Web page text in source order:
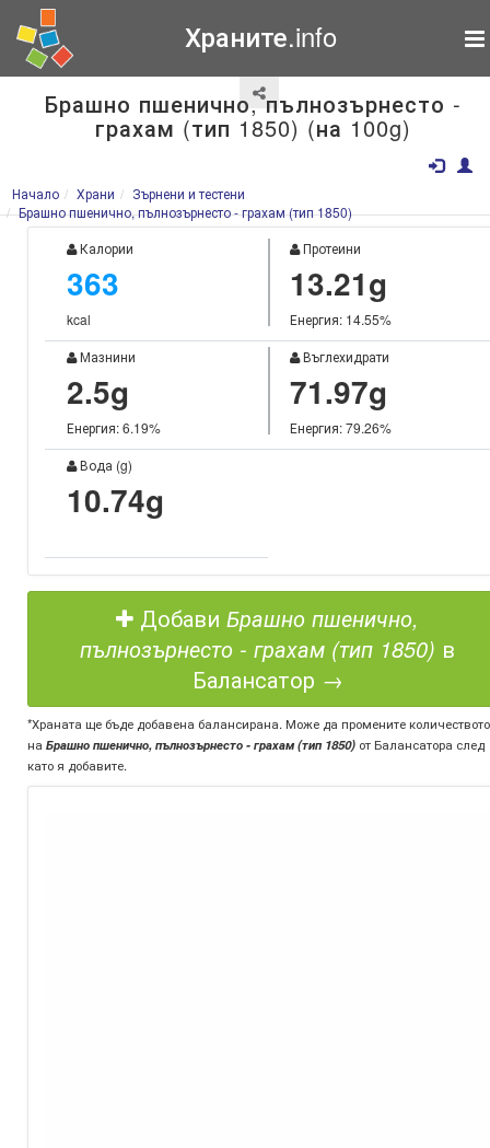
Храните.info
Брашно пшенично, пълнозърнесто -
грахам (тип 1850) (на 100g)
Начало Храни
Зърнени и тестени
Брашно пшенично, пълнозърнесто - грахам (тип 1850)
Калории
363
kcal
Протеини
13.21g
Енергия: 14.55%
Мазнини
2.5g
Енергия: 6.19%
Въглехидрати
71.97g
Енергия: 79.26%
Вода (g)
10.74g
Добави Брашно пшенично,
пълнозърнесто - грахам (тип 1850) в
Балансатор →
*Храната ще бъде добавена балансирана. Може да промените количеството
на Брашно пшенично, пълнозърнесто - грахам (тип 1850) от Балансатора след
като я добавите.